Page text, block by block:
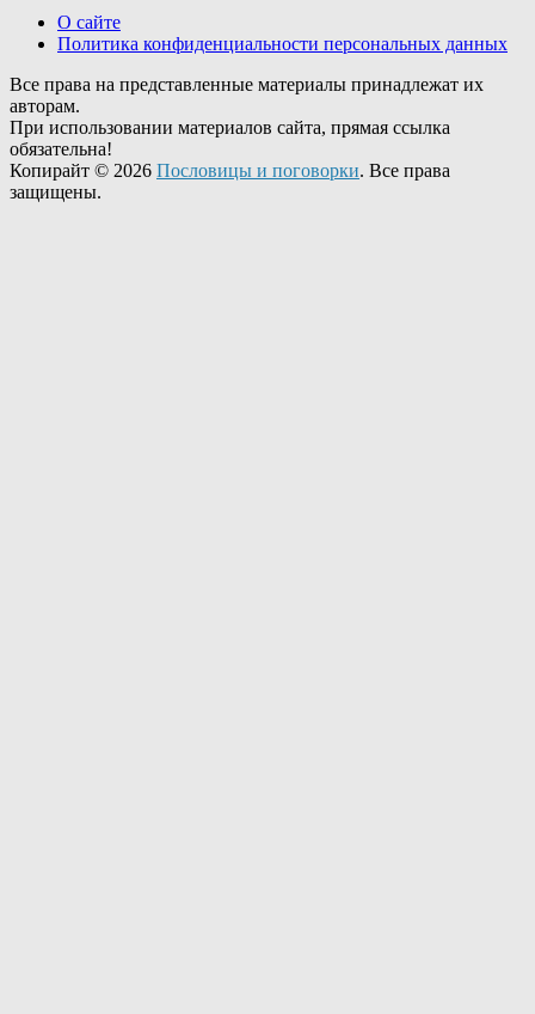
О сайте
Политика конфиденциальности персональных данных
Все права на представленные материалы принадлежат их
авторам.
При использовании материалов сайта, прямая ссылка
обязательна!
Копирайт © 2026 Пословицы и поговорки. Все права
защищены.